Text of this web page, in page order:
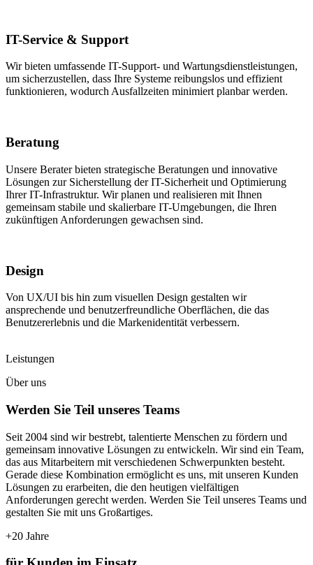
IT-Service & Support
Wir bieten umfassende IT-Support- und Wartungsdienstleistungen,
um sicherzustellen, dass Ihre Systeme reibungslos und effizient
funktionieren, wodurch Ausfallzeiten minimiert planbar werden.
Beratung
Unsere Berater bieten strategische Beratungen und innovative
Lösungen zur Sicherstellung der IT-Sicherheit und Optimierung
Ihrer IT-Infrastruktur. Wir planen und realisieren mit Ihnen
gemeinsam stabile und skalierbare IT-Umgebungen, die Ihren
zukünftigen Anforderungen gewachsen sind.
Design
Von UX/UI bis hin zum visuellen Design gestalten wir
ansprechende und benutzerfreundliche Oberflächen, die das
Benutzererlebnis und die Markenidentität verbessern.
Leistungen
Über uns
Werden Sie Teil unseres Teams
Seit 2004 sind wir bestrebt, talentierte Menschen zu fördern und
gemeinsam innovative Lösungen zu entwickeln. Wir sind ein Team,
das aus Mitarbeitern mit verschiedenen Schwerpunkten besteht.
Gerade diese Kombination ermöglicht es uns, mit unseren Kunden
Lösungen zu erarbeiten, die den heutigen vielfältigen
Anforderungen gerecht werden. Werden Sie Teil unseres Teams und
gestalten Sie mit uns Großartiges.
+20 Jahre